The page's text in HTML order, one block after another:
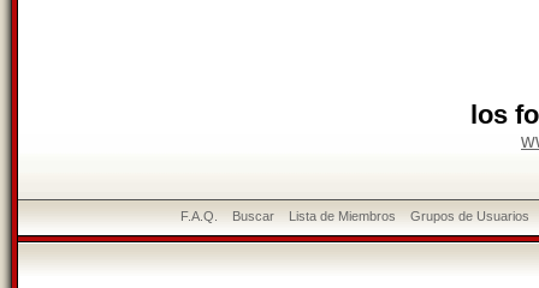
los
F.A.Q. Buscar Lista de Miembros Grupos de Usuarios